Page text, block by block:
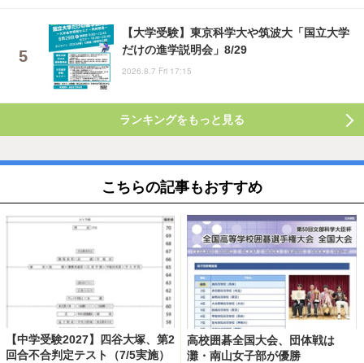
【大学受験】東京科学大や筑波大「国立大学
だけの進学説明会」8/29
2026.8.7 Fri 17:15
ランキングをもっと見る
こちらの記事もおすすめ
【中学受験2027】四谷大塚、第2
回合不合判定テスト（7/5実施）
高校囲碁全国大会、団体戦は
灘・南山女子部が優勝